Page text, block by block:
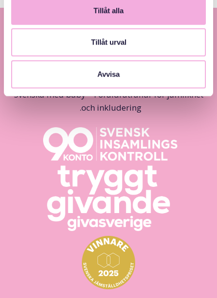
Tillåt alla
Tillåt urval
Avvisa
Svenska med baby – Föräldraträffar för jämlikhet
och inkludering.